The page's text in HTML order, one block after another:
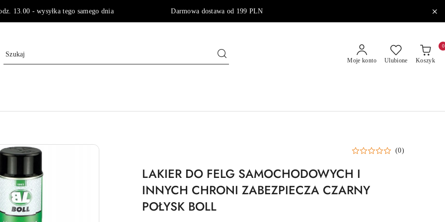
13.00 - wysyłka tego samego dnia Darmowa dostawa od 199 PLN
Moje konto Ulubione Koszyk
0
(0)
LAKIER DO FELG SAMOCHODOWYCH I
INNYCH CHRONI ZABEZPIECZA CZARNY
POŁYSK BOLL